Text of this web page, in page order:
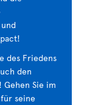
des Friedens
den
Sie im
seine